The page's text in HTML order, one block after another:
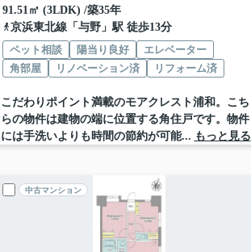
91.51㎡ (3LDK) /築35年
京浜東北線「 与野」駅 徒歩13分
ペット相談
陽当り良好
エレベーター
角部屋
リノベーション済 リフォーム済
こだわりポイント満載のモアクレスト浦和。こち
らの物件は建物の端に位置する角住戸です。物件
には手洗いよりも時間の節約が可能... もっと見る
中古マンション